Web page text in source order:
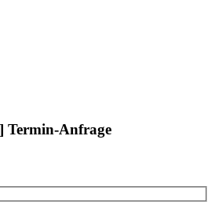
Termin-Anfrage